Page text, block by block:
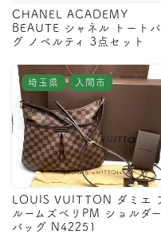
CHANEL ACADEMY
BEAUTE シャネル トートバ
グ ノベルティ 3点セット
埼玉県 入間市
LOUIS VUITTON ダミエ
ルームズベリPM ショルダー
バッグ N42251